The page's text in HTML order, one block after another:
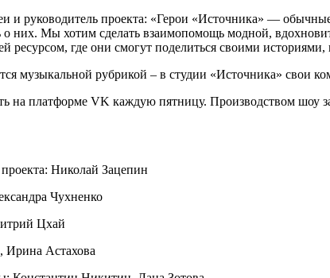
и руководитель проекта: «Герои «Источника» —
о них. Мы хотим сделать взаимопомощь модной,
ресурсом, где они смогут поделиться своими
музыкальной рубрикой – в студии «Источника»
на платформе VK каждую пятницу. Производством
Николай Зацепин
Чухненко
Цхай
Ирина Астахова